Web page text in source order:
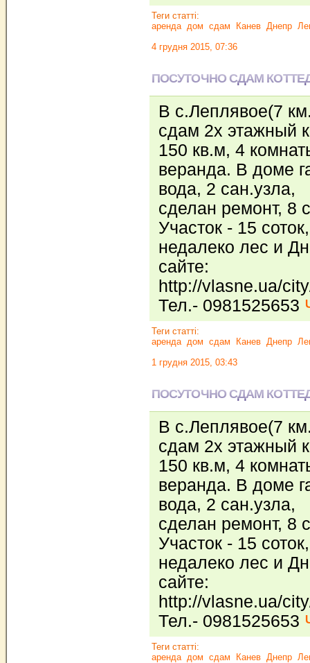
Теги статті:
аренда дом сдам Канев Днепр
4 грудня 2015, 07:36
ПОСУТОЧНО СДАМ
В с.Леплявое(7
сдам 2х этажный
150 кв.м, 4
веранда. В доме
вода, 2 сан.узла,
сделан ремонт, 8
Участок - 15 соток,
недалеко лес и
сайте:
http://vlasne.ua/
Тел.- 0981525653
Теги статті:
аренда дом сдам Канев Днепр
1 грудня 2015, 03:43
ПОСУТОЧНО СДАМ
В с.Леплявое(7
сдам 2х этажный
150 кв.м, 4
веранда. В доме
вода, 2 сан.узла,
сделан ремонт, 8
Участок - 15 соток,
недалеко лес и
сайте:
http://vlasne.ua/
Тел.- 0981525653
Теги статті:
аренда дом сдам Канев Днепр